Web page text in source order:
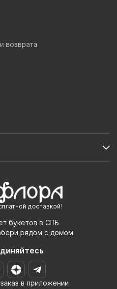
доставкой!
букетов в СПБ
рядом с домом
в приложении
возврата